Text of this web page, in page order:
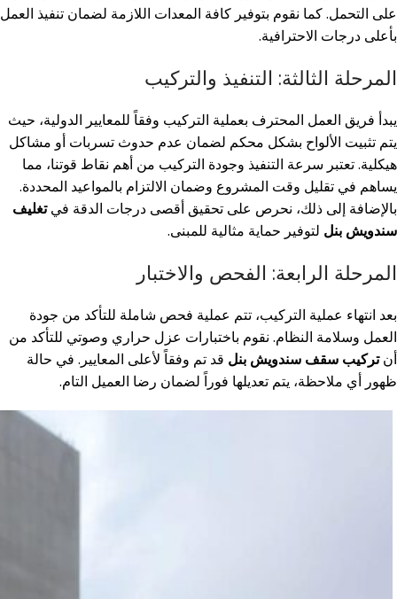
على التحمل. كما نقوم بتوفير كافة المعدات اللازمة لضمان تنفيذ العمل
بأعلى درجات الاحترافية.
المرحلة الثالثة: التنفيذ والتركيب
يبدأ فريق العمل المحترف بعملية التركيب وفقاً للمعايير الدولية، حيث
يتم تثبيت الألواح بشكل محكم لضمان عدم حدوث تسربات أو مشاكل
هيكلية. تعتبر سرعة التنفيذ وجودة التركيب من أهم نقاط قوتنا، مما
يساهم في تقليل وقت المشروع وضمان الالتزام بالمواعيد المحددة.
بالإضافة إلى ذلك، نحرص على تحقيق أقصى درجات الدقة فيتغليف
سندويش بنل لتوفير حماية مثالية للمبنى.
المرحلة الرابعة: الفحص والاختبار
بعد انتهاء عملية التركيب، تتم عملية فحص شاملة للتأكد من جودة
العمل وسلامة النظام. نقوم باختبارات عزل حراري وصوتي للتأكد من
أنتركيب سقف سندويش بنل قد تم وفقاً لأعلى المعايير. في حالة
ظهور أي ملاحظة، يتم تعديلها فوراً لضمان رضا العميل التام.